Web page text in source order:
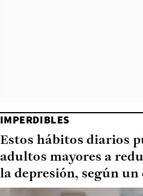
IMPERDIBLES
Estos hábitos diarios
adultos mayores a
la depresión, según un